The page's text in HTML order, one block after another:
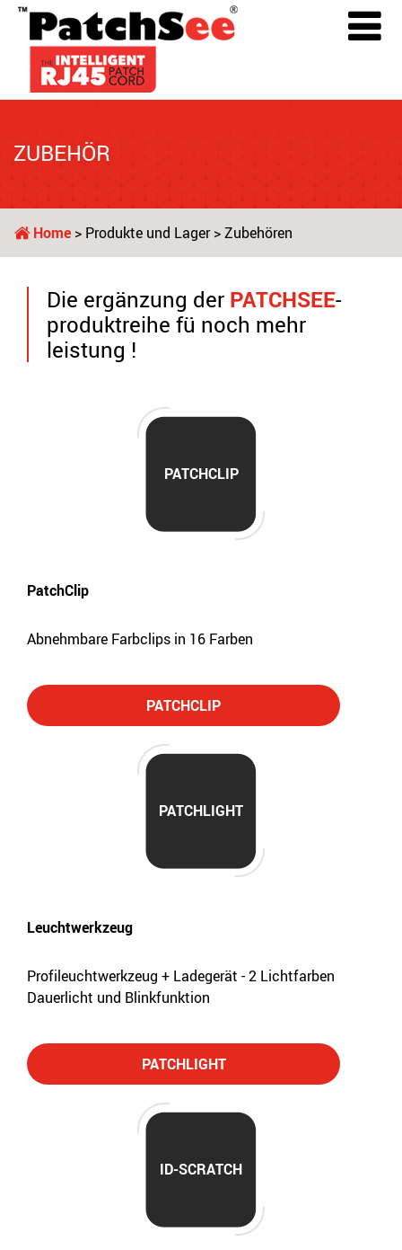
ZUBEHÖR
Home > Produkte und Lager> Zubehören
Die ergänzung der PATCHSEE-
produktreihe fü noch mehr
leistung !
PATCHCLIP
PatchClip
Abnehmbare Farbclips in 16 Farben
PATCHCLIP
PATCHLIGHT
Leuchtwerkzeug
Profileuchtwerkzeug + Ladegerät - 2 Lichtfarben
Dauerlicht und Blinkfunktion
PATCHLIGHT
ID-SCRATCH